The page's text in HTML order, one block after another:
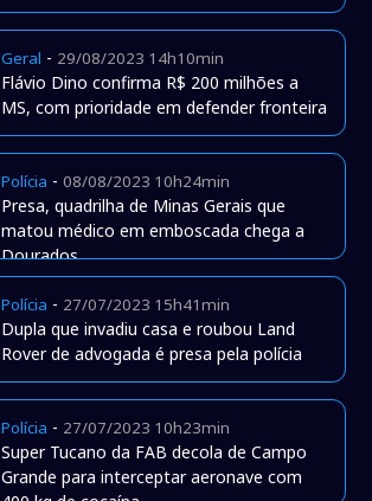
Geral - 29/08/2023 14h10min
Flávio Dino confirma R$ 200 milhões a
MS, com prioridade em defender fronteira
Polícia -08/08/2023 10h24min
Presa, quadrilha de Minas Gerais que
matou médico em emboscada chega a
Dourados
Polícia - 27/07/2023 15h41min
Dupla que invadiu casa e roubou Land
Rover de advogada é presa pela polícia
Polícia - 27/07/2023 10h23min
Super Tucano da FAB decola de Campo
Grande para interceptar aeronave com